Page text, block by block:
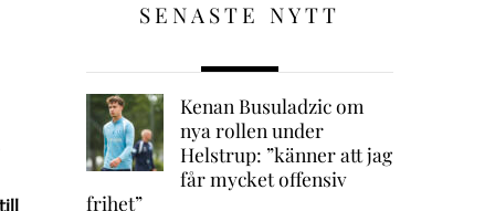
SENASTE NYTT
Kenan Busuladzic om
nya rollen under
Helstrup: ”känner att jag
får mycket offensiv
frihet”